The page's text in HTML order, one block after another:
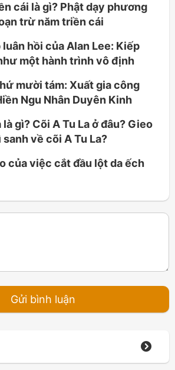
cái là gì? Phật dạy phương
trừ năm triền cái
luân hồi của Alan Lee: Kiếp
một hành trình vô định
mười tám: Xuất gia công
Ngu Nhân Duyên Kinh
là gì? Cõi A Tu La ở đâu? Gieo
sanh về cõi A Tu La?
của việc cắt đầu lột da ếch